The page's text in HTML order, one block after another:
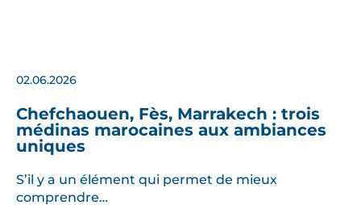
02.06.2026
Chefchaouen, Fès, Marrakech : trois
médinas marocaines aux ambiances
uniques
S’il y a un élément qui permet de mieux
comprendre…